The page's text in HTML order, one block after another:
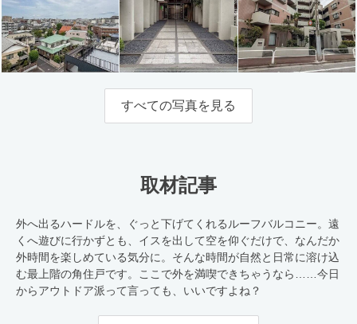
すべての写真を見る
取材記事
外へ出るハードルを、ぐっと下げてくれるルーフバルコニー。遠
くへ遊びに行かずとも、イスを出して空を仰ぐだけで、なんだか
外時間を楽しめている気分に。そんな時間が自然と日常に溶け込
む最上階の角住戸です。ここで外を満喫できちゃうなら……今日
からアウトドア派って言っても、いいですよね？